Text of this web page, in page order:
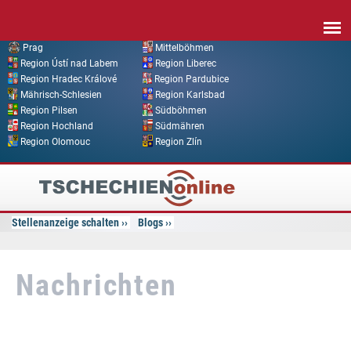
Prag
Mittelböhmen
Region Ústí nad Labem
Region Liberec
Region Hradec Králové
Region Pardubice
Mährisch-Schlesien
Region Karlsbad
Region Pilsen
Südböhmen
Region Hochland
Südmähren
Region Olomouc
Region Zlín
Tschechien
Online
Stellenanzeige schalten Blogs
Nachrichten